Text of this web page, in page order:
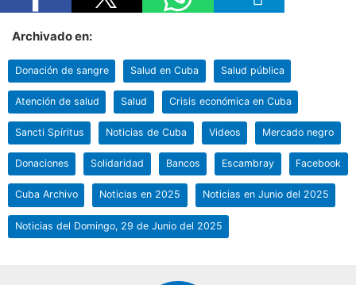
Archivado en:
Donación de sangre Salud en Cuba Salud pública
Atención de salud Salud Crisis económica en Cuba
Sancti Spíritus Noticias de Cuba Videos Mercado negro
Donaciones Solidaridad Bancos Escambray Facebook
Cuba Archivo Noticias en 2025 Noticias en Junio del 2025
Noticias del Domingo, 29 de Junio del 2025